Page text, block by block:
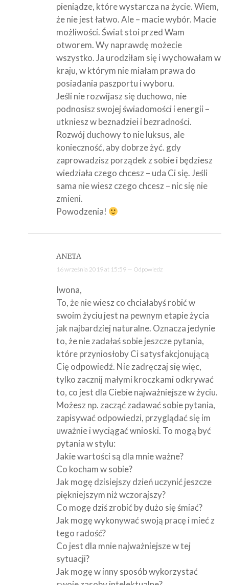
pieniądze, które wystarcza na życie. Wiem,
że nie jest łatwo. Ale – macie wybór. Macie
możliwości. Świat stoi przed Wam
otworem. Wy naprawdę możecie
wszystko. Ja urodziłam się i wychowałam w
kraju, w którym nie miałam prawa do
posiadania paszportu i wyboru.
Jeśli nie rozwijasz się duchowo, nie
podnosisz swojej świadomości i energii –
utkniesz w beznadziei i bezradności.
Rozwój duchowy to nie luksus, ale
konieczność, aby dobrze żyć. gdy
zaprowadzisz porządek z sobie i będziesz
wiedziała czego chcesz – uda Ci się. Jeśli
sama nie wiesz czego chcesz – nic się nie
zmieni.
Powodzenia!
ANETA
16 września 2019 at 15:59 — Odpowiedz
Iwona,
To, że nie wiesz co chciałabyś robić w
swoim życiu jest na pewnym etapie życia
jak najbardziej naturalne. Oznacza jedynie
to, że nie zadałaś sobie jeszcze pytania,
które przyniosłoby Ci satysfakcjonującą
Cię odpowiedź. Nie zadręczaj się więc,
tylko zacznij małymi kroczkami odkrywać
to, co jest dla Ciebie najważniejsze w życiu.
Możesz np. zacząć zadawać sobie pytania,
zapisywać odpowiedzi, przyglądać się im
uważnie i wyciągać wnioski. To mogą być
pytania w stylu:
Jakie wartości są dla mnie ważne?
Co kocham w sobie?
Jak mogę dzisiejszy dzień uczynić jeszcze
piękniejszym niż wczorajszy?
Co mogę dziś zrobić by dużo się śmiać?
Jak mogę wykonywać swoją pracę i mieć z
tego radość?
Co jest dla mnie najważniejsze w tej
sytuacji?
Jak mogę w inny sposób wykorzystać